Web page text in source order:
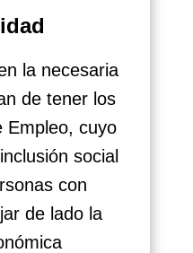
la necesaria
de tener los
Empleo, cuyo
social
con
de lado la